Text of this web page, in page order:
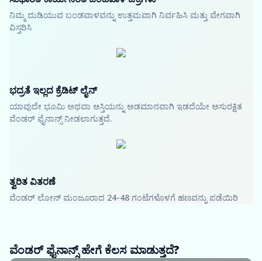
ನಿಮ್ಮ ದುಡಿಯುವ ಬಂಡವಾಳವನ್ನು ಉತ್ತಮವಾಗಿ ನಿರ್ವಹಿಸಿ ಮತ್ತು ವೇಗವಾಗಿ
ವಿಸ್ತರಿಸಿ
ಭದ್ರತೆ ಇಲ್ಲದ ಕ್ರೆಡಿಟ್ ಲೈನ್
ಯಾವುದೇ ಭೂಮಿ ಅಥವಾ ಆಸ್ತಿಯನ್ನು ಅಡಮಾನವಾಗಿ ಇಡದೆಯೇ ಅಸುರಕ್ಷಿತ
ವೆಂಡರ್ ಫೈನಾನ್ಸ್ ನೀಡಲಾಗುತ್ತದೆ.
ತ್ವರಿತ ವಿತರಣೆ
ವೆಂಡರ್ ಲೋನ್ ಮಂಜೂರಾದ 24-48 ಗಂಟೆಗಳೊಳಗೆ ಹಣವನ್ನು ಪಡೆಯಿರಿ
ವೆಂಡರ್ ಫೈನಾನ್ಸ್ ಹೇಗೆ ಕೆಲಸ ಮಾಡುತ್ತದೆ?